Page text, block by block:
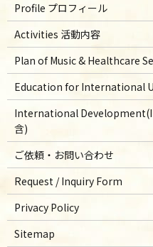
Profile プロフィール
Activities 活動内容
Plan of Music & Healthcare
Education for International
International
含)
ご依頼・お問い合わせ
Request / Inquiry Form
Privacy Policy
Sitemap